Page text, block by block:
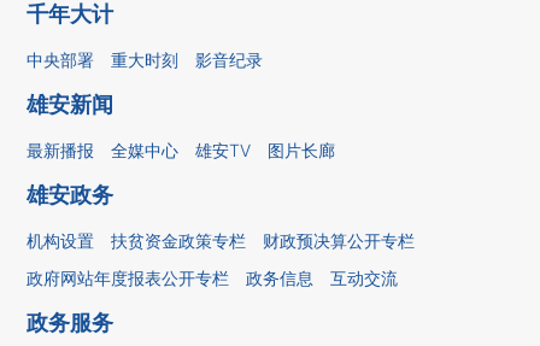
千年大计
中央部署 重大时刻 影音纪录
雄安新闻
最新播报 全媒中心 雄安TV 图片长廊
雄安政务
机构设置 扶贫资金政策专栏
财政预决算公开专栏
政府网站年度报表公开专栏
政务信息 互动交流
政务服务